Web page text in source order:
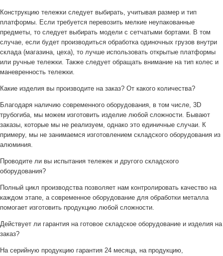
Конструкцию тележки следует выбирать, учитывая размер и тип
платформы. Если требуется перевозить мелкие неупакованные
предметы, то следует выбирать модели с сетчатыми бортами. В том
случае, если будет производиться обработка одиночных грузов внутри
склада (магазина, цеха), то лучше использовать открытые платформы
или ручные тележки. Также следует обращать внимание на тип колес и
маневренность тележки.
Какие изделия вы производите на заказ? От какого количества?
Благодаря наличию современного оборудования, в том числе, 3D
трубогиба, мы можем изготовить изделие любой сложности. Бывают
заказы, которые мы не реализуем, однако это единичные случаи. К
примеру, мы не занимаемся изготовлением складского оборудования из
алюминия.
Проводите ли вы испытания тележек и другого складского
оборудования?
Полный цикл производства позволяет нам контролировать качество на
каждом этапе, а современное оборудование для обработки металла
помогает изготовить продукцию любой сложности.
Действует ли гарантия на готовое складское оборудование и изделия на
заказ?
На серийную продукцию гарантия 24 месяца, на продукцию,